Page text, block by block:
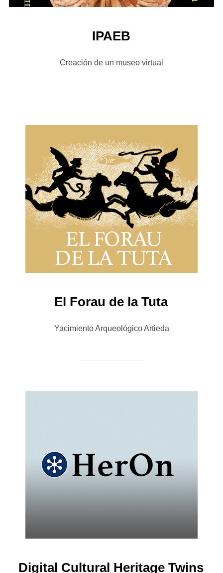
IPAEB
Creación de un museo virtual
El Forau de la Tuta
Yacimiento Arqueológico Artieda
Digital Cultural Heritage Twins